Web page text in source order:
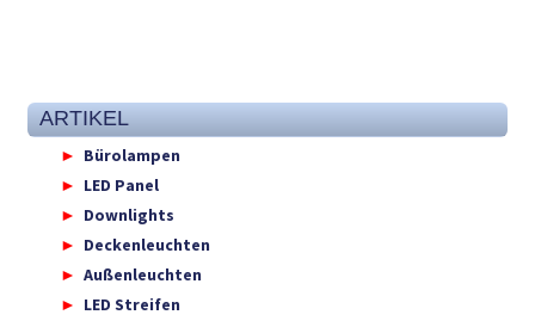
ARTIKEL
Bürolampen
LED Panel
Downlights
Deckenleuchten
Außenleuchten
LED Streifen